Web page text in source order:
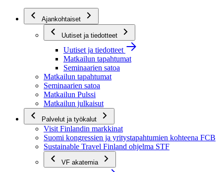
Ajankohtaiset
Uutiset ja tiedotteet
Uutiset ja tiedotteet
Matkailun tapahtumat
Seminaarien satoa
Matkailun tapahtumat
Seminaarien satoa
Matkailun Pulssi
Matkailun julkaisut
Palvelut ja työkalut
Visit Finlandin markkinat
Suomi kongressien ja yritystapahtumien kohteena FCB
Sustainable Travel Finland ohjelma STF
VF akatemia